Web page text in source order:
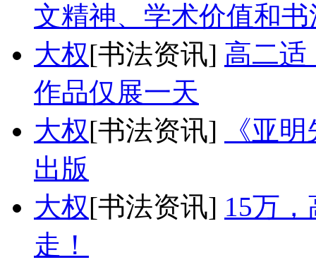
文精神、学术价值和
大权[书法资讯] 高二适
作品仅展一天
大权[书法资讯]
《亚
出版
大权[书法资讯] 15万
走！